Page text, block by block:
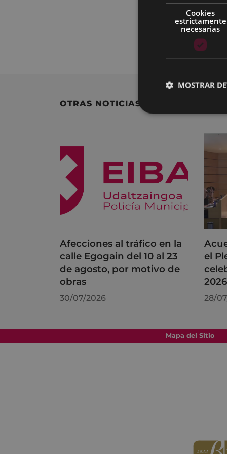
La reubicación
el servicio se
OTRAS NOTICIAS
Afecciones al tráfico en la
calle Egogain del 10 al 23
de agosto, por motivo de
obras
30/07/2026
el
2026
28/
Mapa del Sitio
Cookies
estrictamente
necesarias
MOSTRAR